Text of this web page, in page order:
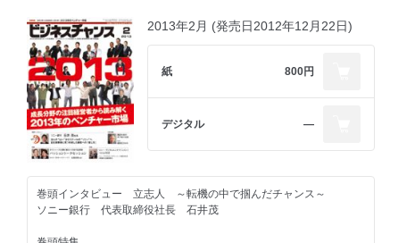
スペシャル対談 フォーバル 大久保秀夫会長×パソナグループ 南
部靖之代表
手もみ屋本舗 オーナー座談会
ミツバファクトリーオーナー座談会
新連載
営業マン100人分のホームページのつくり方
強力連載企画
タナ／BASE／旅キャピタル／情報セキュリティマネジメント／シャ
ノン／IDS／ネクストワン／うちナビ／MACオフィス／クラウドワ
ークス／ソーシャルリクルーティング／アクロス／コーウェル
成長から上場まで見守るIPOの“請負人”たち
一般社団法人日本ベンチャーキャピタル協会／サイバーエージェン
ト・ベンチャーズ／サムライインキュベート／Skyland Ventures／
サンブリッジグローバルベンチャーズ／インキュベイトファンド／
TNPパートナーズ／ドコモ・イノベーションベンチャーズ／フジ・
スタートアップ・ベンチャーズ／GMOベンチャーパートナーズ／グ
さ監査法人／新日本有限責任監査法人／宝印刷／大和証券／大阪証
券取引所
先輩が語る 私と株式公開
2013年2月 (発売日2012年12月22日)
紙 800円
デジタル ―
巻頭インタビュー 立志人 ～転機の中で掴んだチャンス～
ソニー銀行 代表取締役社長 石井茂